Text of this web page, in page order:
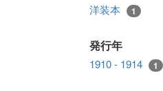
洋装本 1
発行年
1910 - 1914 1